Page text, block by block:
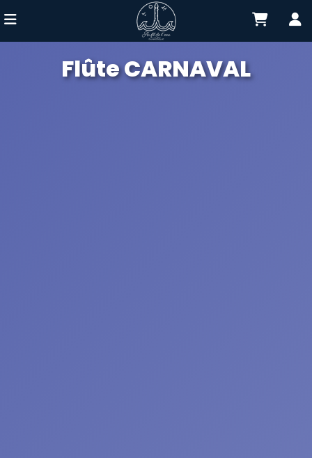
Flûte CARNAVAL